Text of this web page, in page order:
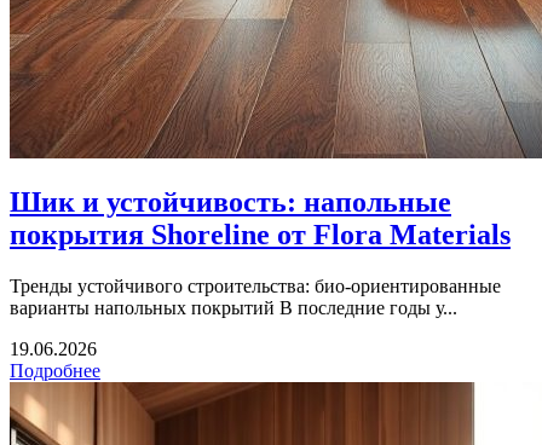
Шик и устойчивость: напольные
покрытия Shoreline от Flora Materials
Тренды устойчивого строительства: био-ориентированные
варианты напольных покрытий В последние годы у...
19.06.2026
Подробнее